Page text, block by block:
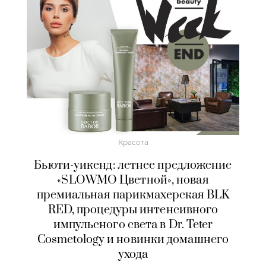
Красота
Бьюти-уикенд: летнее предложение
«SLOWMO Цветной», новая
премиальная парикмахерская BLK
RED, процедуры интенсивного
импульсного света в Dr. Teter
Cosmetology и новинки домашнего
ухода